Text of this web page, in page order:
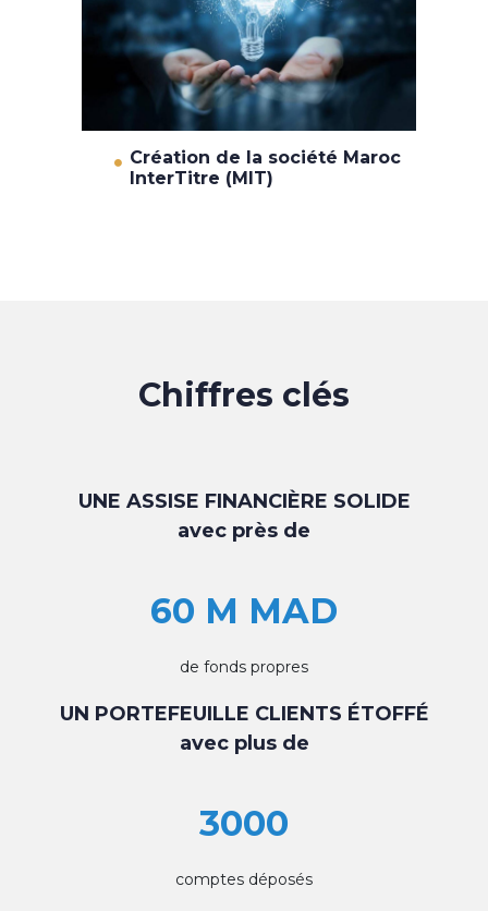
Création de la société Maroc
InterTitre (MIT)
Chiffres clés
UNE ASSISE FINANCIÈRE SOLIDE
avec près de
60 M MAD
de fonds propres
UN PORTEFEUILLE CLIENTS ÉTOFFÉ
avec plus de
3000
comptes déposés